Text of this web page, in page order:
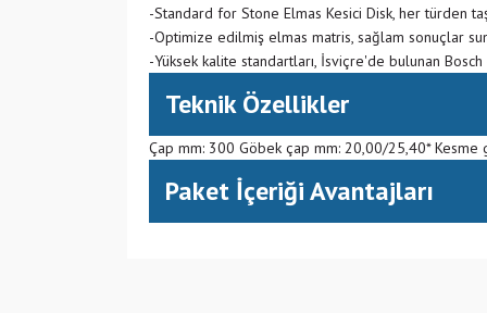
-Standard for Stone Elmas Kesici Disk, her türden
-Optimize edilmiş elmas matris, sağlam sonuçlar
-Yüksek kalite standartları, İsviçre'de bulunan
Teknik Özellikler
Çap mm: 300 Göbek çap mm: 20,00/25,40*
Paket İçeriği Avantajları